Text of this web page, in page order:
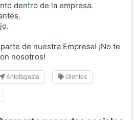
dentro de la empresa.
de nuestra Empresa! ¡No te
nosotros!
Antofagasta clientes